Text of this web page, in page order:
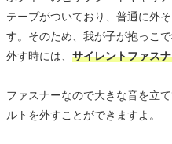
テープがついており、普通に外
す。そのため、我が子が抱っこ
外す時には、 サイレントファス
ファスナーなので大きな音を立
ルトを外すことができますよ。